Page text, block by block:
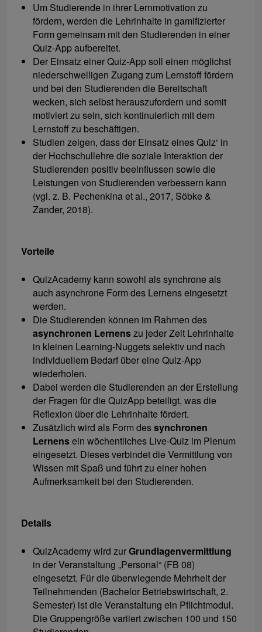
Um Studierende in ihrer Lernmotivation zu
fördern, werden die Lehrinhalte in gamifizierter
Form gemeinsam mit den Studierenden in einer
Quiz-App aufbereitet.
Der Einsatz einer Quiz-App soll einen möglichst
niederschwelligen Zugang zum Lernstoff fördern
und bei den Studierenden die Bereitschaft
wecken, sich selbst herauszufordern und somit
motiviert zu sein, sich kontinuierlich mit dem
Lernstoff zu beschäftigen.
Studien zeigen, dass der Einsatz eines Quiz‘ in
der Hochschullehre die soziale Interaktion der
Studierenden positiv beeinflussen sowie die
Leistungen von Studierenden verbessern kann
(vgl. z. B. Pechenkina et al., 2017, Söbke &
Zander, 2018).
Vorteile
QuizAcademy kann sowohl als synchrone als
auch asynchrone Form des Lernens eingesetzt
werden.
Die Studierenden können im Rahmen des
asynchronen Lernenszu jeder Zeit Lehrinhalte
in kleinen Learning-Nuggets selektiv und nach
individuellem Bedarf über eine Quiz-App
wiederholen.
Dabei werden die Studierenden an der Erstellung
der Fragen für die QuizApp beteiligt, was die
Reflexion über die Lehrinhalte fördert.
Zusätzlich wird als Form dessynchronen
Lernensein wöchentliches Live-Quiz im Plenum
eingesetzt. Dieses verbindet die Vermittlung von
Wissen mit Spaß und führt zu einer hohen
Aufmerksamkeit bei den Studierenden.
Details
QuizAcademy wird zurGrundlagenvermittlung
in der Veranstaltung „Personal“ (FB 08)
eingesetzt. Für die überwiegende Mehrheit der
Teilnehmenden (Bachelor Betriebswirtschaft, 2.
Semester) ist die Veranstaltung ein Pflichtmodul.
Die Gruppengröße variiert zwischen 100 und 150